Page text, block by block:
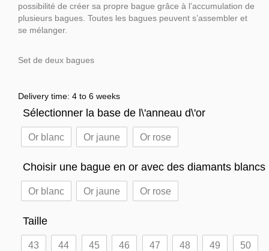
possibilité de créer sa propre bague grâce à l’accumulation de
plusieurs bagues. Toutes les bagues peuvent s’assembler et
se mélanger.
Set de deux bagues
Delivery time: 4 to 6 weeks
Sélectionner la base de l\'anneau d\'or
Or blanc Or jaune Or rose
Choisir une bague en or avec des diamants blancs
Or blanc Or jaune Or rose
Taille
43 44 45 46 47 48 49 50